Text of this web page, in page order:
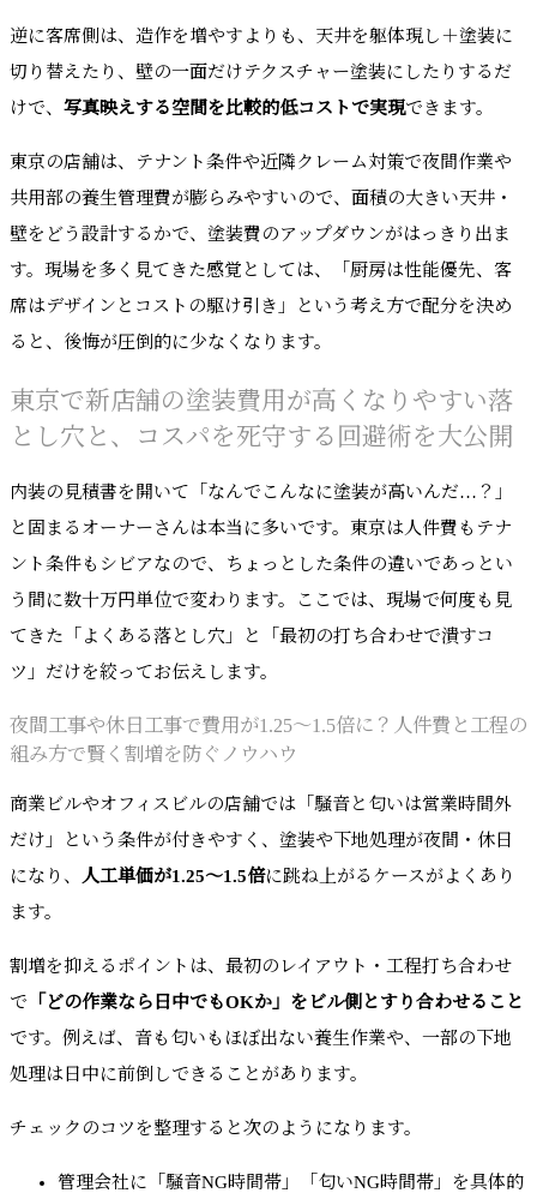
逆に客席側は、造作を増やすよりも、天井を躯体現し＋塗装に
切り替えたり、壁の一面だけテクスチャー塗装にしたりするだ
けで、 写真映えする空間を比較的低コストで実現できます。
東京の店舗は、テナント条件や近隣クレーム対策で夜間作業や
共用部の養生管理費が膨らみやすいので、面積の大きい天井・
壁をどう設計するかで、塗装費のアップダウンがはっきり出ま
す。現場を多く見てきた感覚としては、「厨房は性能優先、客
席はデザインとコストの駆け引き」という考え方で配分を決め
ると、後悔が圧倒的に少なくなります。
東京で新店舗の塗装費用が高くなりやすい落
とし穴と、コスパを死守する回避術を大公開
内装の見積書を開いて「なんでこんなに塗装が高いんだ…？」
と固まるオーナーさんは本当に多いです。東京は人件費もテナ
ント条件もシビアなので、ちょっとした条件の違いであっとい
う間に数十万円単位で変わります。ここでは、現場で何度も見
てきた「よくある落とし穴」と「最初の打ち合わせで潰すコ
ツ」だけを絞ってお伝えします。
夜間工事や休日工事で費用が1.25〜1.5倍に？人件費と工程の
組み方で賢く割増を防ぐノウハウ
商業ビルやオフィスビルの店舗では「騒音と匂いは営業時間外
だけ」という条件が付きやすく、塗装や下地処理が夜間・休日
になり、 人工単価が1.25〜1.5倍に跳ね上がるケースがよくあり
ます。
割増を抑えるポイントは、最初のレイアウト・工程打ち合わせ
で 「どの作業なら日中でもOKか」をビル側とすり合わせること
です。例えば、音も匂いもほぼ出ない養生作業や、一部の下地
処理は日中に前倒しできることがあります。
チェックのコツを整理すると次のようになります。
管理会社に「騒音NG時間帯」「匂いNG時間帯」を具体的